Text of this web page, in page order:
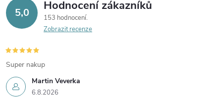
5,0 Hodnocení zákazníků
153 hodnocení
Zobrazit recenze
Martin Veverka
6.8.2026
Super nakup